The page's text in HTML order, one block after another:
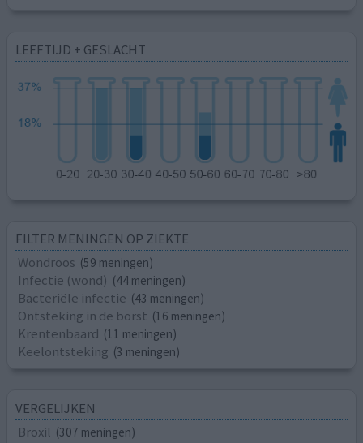
LEEFTIJD + GESLACHT
FILTER MENINGEN OP ZIEKTE
Wondroos (59 meningen)
Infectie (wond) (44 meningen)
Bacteriële infectie (43 meningen)
Ontsteking in de borst (16 meningen)
Krentenbaard (11 meningen)
Keelontsteking (3 meningen)
VERGELIJKEN
Broxil (307 meningen)